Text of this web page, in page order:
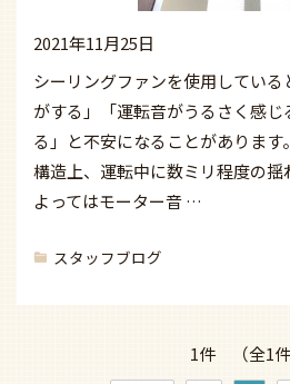
2021年11月25日
シーリングファンを使用してい
がする」「運転音がうるさく感
る」と不安になることがあります
構造上、運転中に数ミリ程度の揺
よってはモーター音 …
スタッフブログ
1件 （全1件